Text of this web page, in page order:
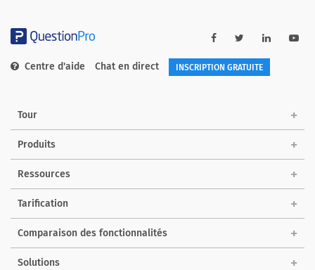
Centre d'aide Chat en direct INSCRIPTION GRATUITE
Tour
Produits
Ressources
Tarification
Comparaison des fonctionnalités
Solutions